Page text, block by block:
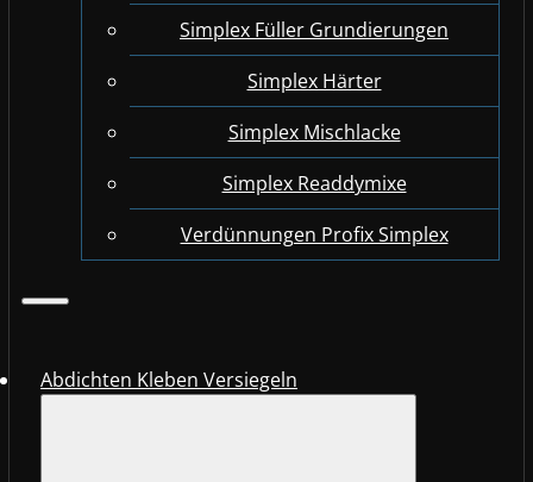
Simplex Füller Grundierungen
Simplex Härter
Simplex Mischlacke
Simplex Readdymixe
Verdünnungen Profix Simplex
Abdichten Kleben Versiegeln